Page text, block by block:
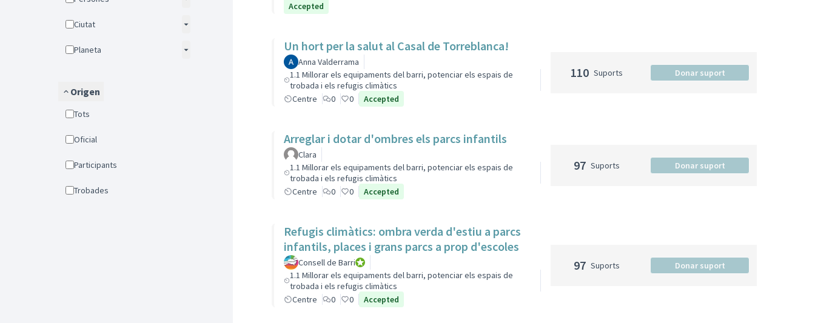
Ciutat
Planeta
Origen
Tots
Oficial
Participants
Trobades
Accepted
Un hort per la salut al Casal de Torreblanca!
Anna Valderrama
1.1 Millorar els equipaments del barri, potenciar els espais de
trobada i els refugis climàtics
Centre
0 0 Accepted
110 Suports Donar suport
Arreglar i dotar d'ombres els parcs infantils
Clara
1.1 Millorar els equipaments del barri, potenciar els espais de
trobada i els refugis climàtics
Centre
0 0 Accepted
97 Suports Donar suport
Refugis climàtics: ombra verda d'estiu a parcs
infantils, places i grans parcs a prop d'escoles
Consell de BarriConsell de Barri
1.1 Millorar els equipaments del barri, potenciar els espais de
trobada i els refugis climàtics
Centre
0 0 Accepted
97 Suports Donar suport